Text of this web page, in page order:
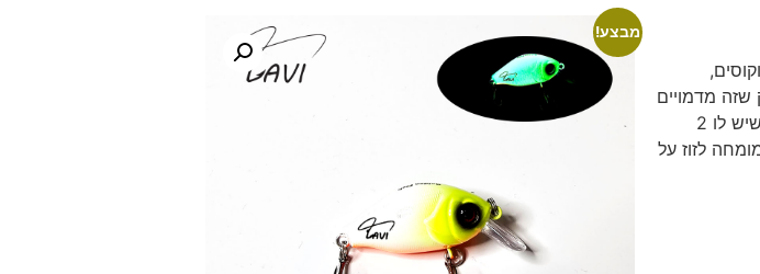
חכות
רולרים
אביזרים לרולר
קרסי דייג ואביזרים מומלצים לדייג זרזור
שזה מדמויים
הכי טובים בקטגוריה לעבוד איתו על הסלעים, הדמוי עף רחוק, ולמרות שיש לו 2
לזוז על
מבצע!